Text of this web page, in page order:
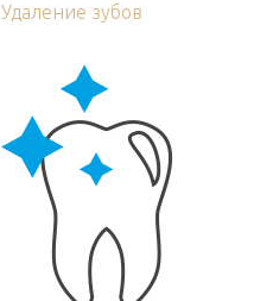
Удаление зубов